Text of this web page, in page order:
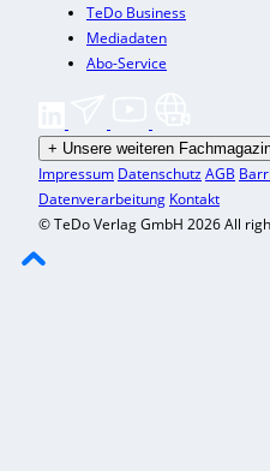
TeDo Business
Mediadaten
Abo-Service
+ Unsere weiteren
Impressum DatenschutzAGB
Datenverarbeitung Kontakt
© TeDo Verlag GmbH 2026 All